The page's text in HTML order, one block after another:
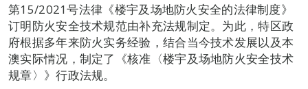
第15/2021号法律《楼宇及场地防火安全的法律制度》
订明防火安全技术规范由补充法规制定。为此，特区政
府根据多年来防火实务经验，结合当今技术发展以及本
澳实际情况，制定了《核准〈楼宇及场地防火安全技术
规章〉》行政法规。